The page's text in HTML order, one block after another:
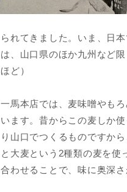
られてきました。いま、日
は、山口県のほか九州など
ほど）
一馬本店では、麦味噌やも
います。昔からこの麦しか
り山口でつくるものですか
と大麦という2種類の麦を使
合わせることで、味に奥深さ